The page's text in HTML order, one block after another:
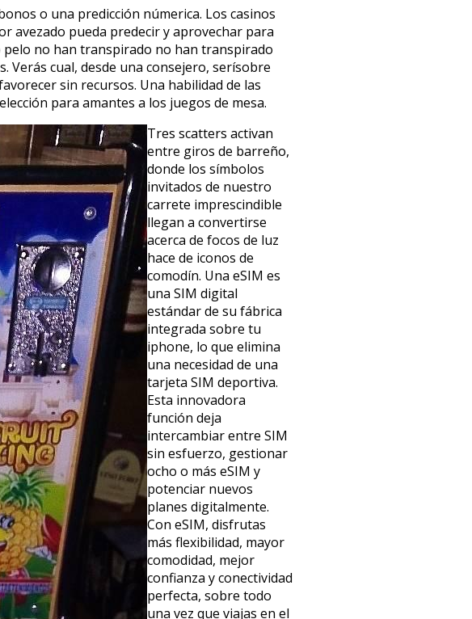
o una predicción númerica. Los casinos
avezado pueda predecir y aprovechar para
no han transpirado no han transpirado
cual, desde una consejero, serí­sobre
sin recursos. Una habilidad de las
para amantes a los juegos de mesa.
Tres scatters activan
entre giros de barreño,
donde los símbolos
invitados de nuestro
carrete imprescindible
llegan a convertirse
acerca de focos de luz
hace de iconos de
comodín. Una eSIM es
una SIM digital
estándar de su fábrica
integrada sobre tu
iphone, lo que elimina
una necesidad de una
tarjeta SIM deportiva.
Esta innovadora
función deja
intercambiar entre SIM
sin esfuerzo, gestionar
ocho o más eSIM y
potenciar nuevos
planes digitalmente.
Con eSIM, disfrutas
más flexibilidad, mayor
comodidad, mejor
confianza y conectividad
perfecta, sobre todo
una vez que viajas en el